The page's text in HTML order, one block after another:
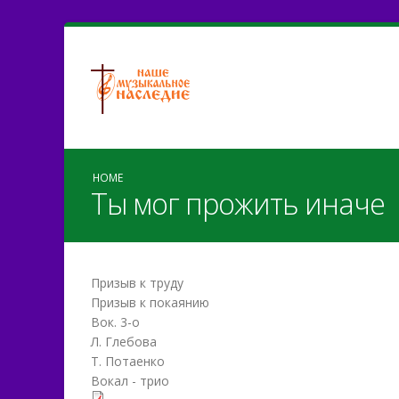
HOME
Ты мог прожить иначе
Призыв к труду
Призыв к покаянию
Вок. 3-о
Л. Глебова
Т. Потаенко
Вокал - трио